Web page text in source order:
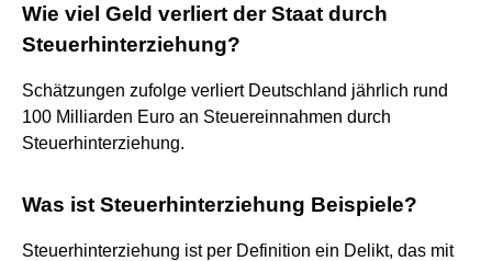
Wie viel Geld verliert der Staat durch
Steuerhinterziehung?
Schätzungen zufolge verliert Deutschland jährlich rund
100 Milliarden Euro an Steuereinnahmen durch
Steuerhinterziehung.
Was ist Steuerhinterziehung Beispiele?
Steuerhinterziehung ist per Definition ein Delikt, das mit